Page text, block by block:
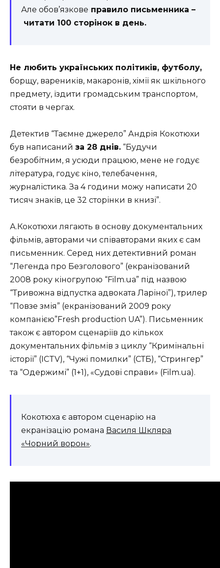
Але обов’язкове правило письменника –
читати 100 сторінок в день.
Не любить українських політиків, футболу,
борщу, вареників, макаронів, хімії як шкільного
предмету, їздити громадським транспортом,
стояти в чергах.
Детектив “Таємне джерело” Андрія Кокотюхи
був написаний за 28 днів. “Будучи
безробітним, я усюди працюю, мене не годує
література, годує кіно, телебачення,
журналістика. За 4 години можу написати 20
тисяч знаків, це 32 сторінки в книзі”.
А.Кокотюхи лягають в основу документальних
фільмів, авторами чи співавторами яких є сам
письменник. Серед них детективний роман
“Легенда про Безголового” (екранізований
2008 року кіногрупою “Film.ua” під назвою
“Тривожна відпустка адвоката Ларіної”), трилер
“Повзе змія” (екранізований 2009 року
компанією”Fresh production UA”). Письменник
також є автором сценаріїв до кількох
документальних фільмів з циклу “Кримінальні
історії” (ICTV), “Чужі помилки” (СТБ), “Стрингер”
та “Одержимі” (1+1), «Судові справи» (Film.ua).
Кокотюха є автором сценарію на
екранізацію романа Василя Шкляра
«Чорний ворон».